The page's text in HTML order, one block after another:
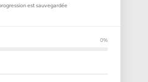
est sauvegardée
0%